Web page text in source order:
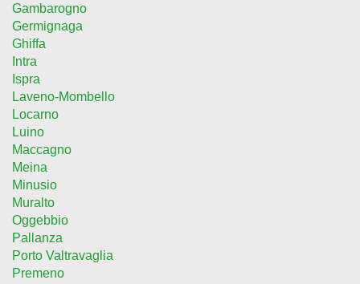
Gambarogno
Germignaga
Ghiffa
Intra
Ispra
Laveno-Mombello
Locarno
Luino
Maccagno
Meina
Minusio
Muralto
Oggebbio
Pallanza
Porto Valtravaglia
Premeno